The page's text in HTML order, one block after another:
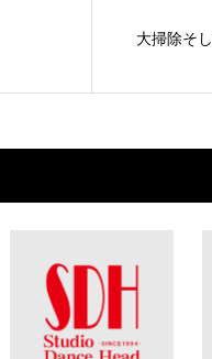
大掃除そ